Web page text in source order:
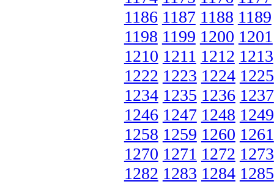
1186 1187 1188 1189
1198 1199 1200 1201
1210 1211 1212 1213
1222 1223 1224 1225
1234 1235 1236 1237
1246 1247 1248 1249
1258 1259 1260 1261
1270 1271 1272 1273
1282 1283 1284 1285